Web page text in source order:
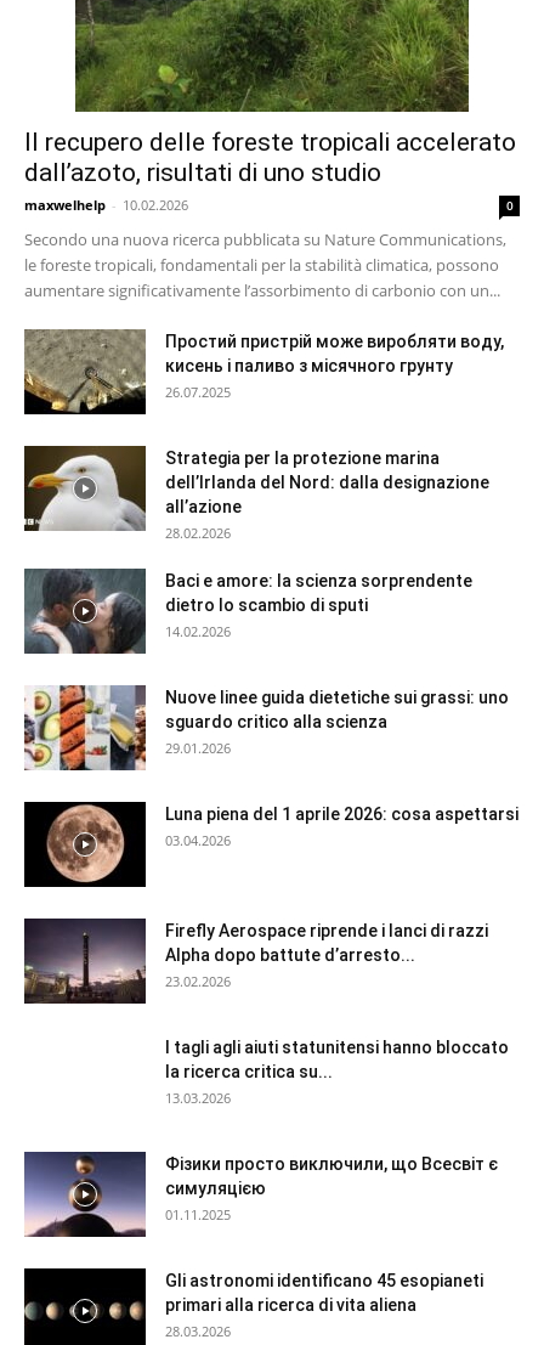
Il recupero delle foreste tropicali accelerato
dall’azoto, risultati di uno studio
maxwelhelp - 10.02.2026 0
Secondo una nuova ricerca pubblicata su Nature Communications,
le foreste tropicali, fondamentali per la stabilità climatica, possono
aumentare significativamente l’assorbimento di carbonio con un...
Простий пристрій може виробляти воду,
кисень і паливо з місячного грунту
26.07.2025
Strategia per la protezione marina
dell’Irlanda del Nord: dalla designazione
all’azione
28.02.2026
Baci e amore: la scienza sorprendente
dietro lo scambio di sputi
14.02.2026
Nuove linee guida dietetiche sui grassi: uno
sguardo critico alla scienza
29.01.2026
Luna piena del 1 aprile 2026: cosa aspettarsi
03.04.2026
Firefly Aerospace riprende i lanci di razzi
Alpha dopo battute d’arresto...
23.02.2026
I tagli agli aiuti statunitensi hanno bloccato
la ricerca critica su...
13.03.2026
Фізики просто виключили, що Всесвіт є
симуляцією
01.11.2025
Gli astronomi identificano 45 esopianeti
primari alla ricerca di vita aliena
28.03.2026